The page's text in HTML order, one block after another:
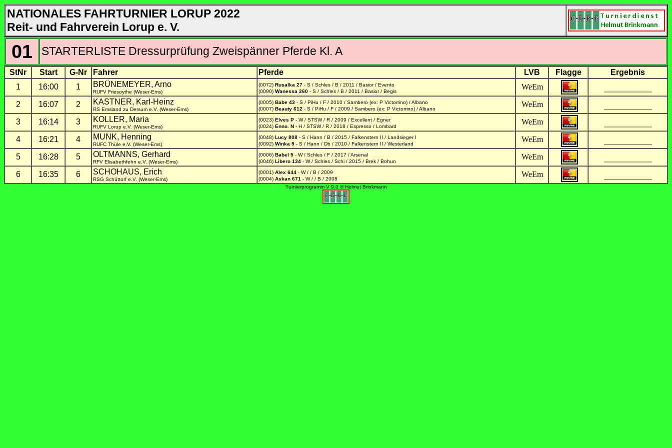
NATIONALES FAHRTURNIER LORUP 2022
Reit- und Fahrverein Lorup e. V.
01 STARTERLISTE Dressurprüfung Zweispänner Pferde Kl. A
StNr Start G-Nr Fahrer Pferde LVB Flagge
Ergebnis
1
16:00 1 BRÜNEMEYER, Arno
RUFV Friesoythe (Weser-Ems)
(0072) Rusalka 27 - S / Schles / B / 2011 / Basior / Evento
(0090) Wanessa 260 - S / Schles / B / 2011 / Basior / Begis
WeEm
........................
2
16:07 2 KASTNER, Karl-Heinz
RS Emsland zu Dersum e.V. (Weser-Ems)
(0005) Babe 43 - S / PiHu / F / 2010 / Sambero (ex: P Victorrino) / Albano
(0007) Beauty 612 - S / PiHu / F / 2009 / Sambero (ex: P Victorrino) / Albano
WeEm
........................
3
16:14 3 KOLLER, Maria
RUFV Lorup e.V. (Weser-Ems)
(0023) Elves P - W / STSW / R / 2009 / Excellent / Egner
(0024) Enno. N - H / STSW / R / 2018 / Espresso / Lombard
WeEm
........................
4
16:21 4 MUNK, Henning
RUFC Thüle e.V. (Weser-Ems)
(0048) Lucy 808 - S / Hann / B / 2015 / Falkenstern II / Landsieger I
(0092) Winka 9 - S / Hann / Db / 2010 / Falkenstern II / Westerland
WeEm
........................
5
16:28 5 OLTMANNS, Gerhard
RFV Elisabethfehn e.V. (Weser-Ems)
(0006) Babel 5 - W / Schles / F / 2017 / Arsenal
(0046) Libero 134 - W / Schles / Schi / 2015 / Brek / Bohun
WeEm
........................
6
16:35 6 SCHOHAUS, Erich
RSG Schüttorf e.V. (Weser-Ems)
(0001) Alex 644 - W / / B / 2009
(0004) Askan 671 - W / / B / 2008
WeEm ........................
Turnierprogramm V 9.0 © Helmut Brinkmann